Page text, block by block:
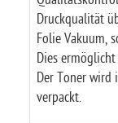
Druckqualität
Folie Vakuum,
Dies
Der Toner wird
verpackt.